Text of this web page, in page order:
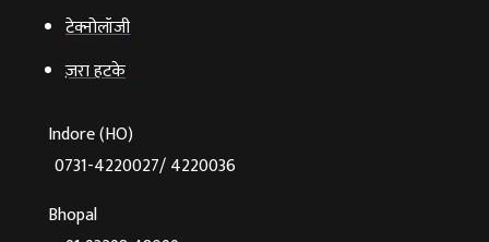
टेक्‍नोलॉजी
ज़रा हटके
Indore (HO)
0731-4220027/ 4220036
Bhopal